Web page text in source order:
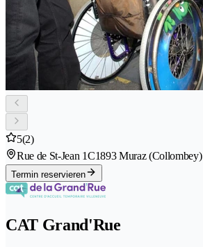
5(2)
Rue de St-Jean 1C1893 Muraz (Collombey)
Termin reservieren
CAT Grand'Rue